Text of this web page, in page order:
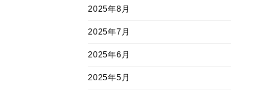
2025年8月
2025年7月
2025年6月
2025年5月